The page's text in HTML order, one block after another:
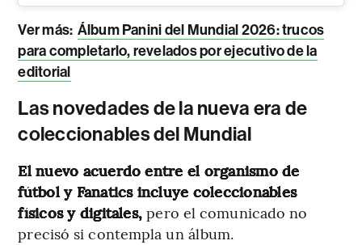
Ver más: Álbum Panini del Mundial 2026: trucos
para completarlo, revelados por ejecutivo de la
editorial
Las novedades de la nueva era de
coleccionables del Mundial
El nuevo acuerdo entre el organismo de
fútbol y Fanatics incluye coleccionables
físicos y digitales, pero el comunicado no
precisó si contempla un álbum.